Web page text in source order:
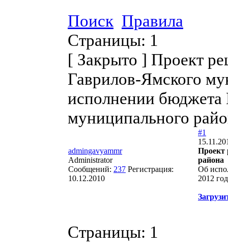
Поиск Правила
Страницы: 1
[ Закрыто ] Проект
Гаврилов-Ямского
исполнении бюджета
муниципального
admingavyammr
Administrator
Сообщений: 237 Регистрация:
10.12.2010
#1
Проект
района
Об
2012
Страницы: 1